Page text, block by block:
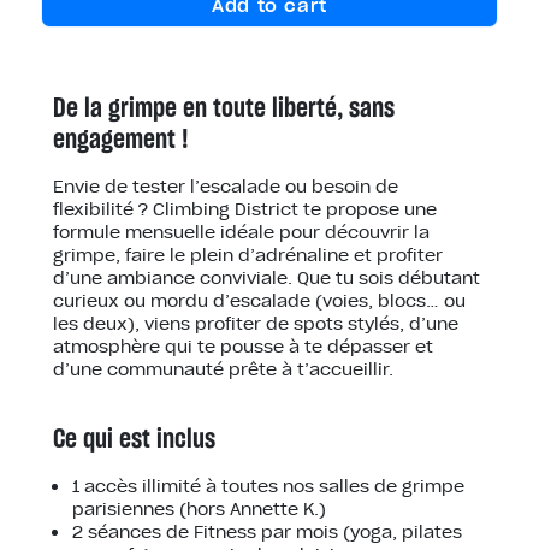
De la grimpe en toute liberté, sans
engagement !
Envie de tester l’escalade ou besoin de
flexibilité ? Climbing District te propose une
formule mensuelle idéale pour découvrir la
grimpe, faire le plein d’adrénaline et profiter
d’une ambiance conviviale. Que tu sois débutant
curieux ou mordu d’escalade (voies, blocs… ou
les deux), viens profiter de spots stylés, d’une
atmosphère qui te pousse à te dépasser et
d’une communauté prête à t’accueillir.
Ce qui est inclus
1 accès illimité à toutes nos salles de grimpe
parisiennes (hors Annette K.)
2 séances de Fitness par mois (yoga, pilates
Add to cart